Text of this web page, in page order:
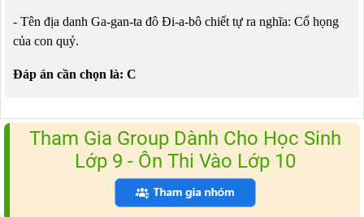
- Tên địa danh Ga-gan-ta đô Đi-a-bô chiết tự ra nghĩa: Cổ họng
của con quỷ.
Đáp án cần chọn là: C
Tham Gia Group Dành Cho Học Sinh
Lớp 9 - Ôn Thi Vào Lớp 10